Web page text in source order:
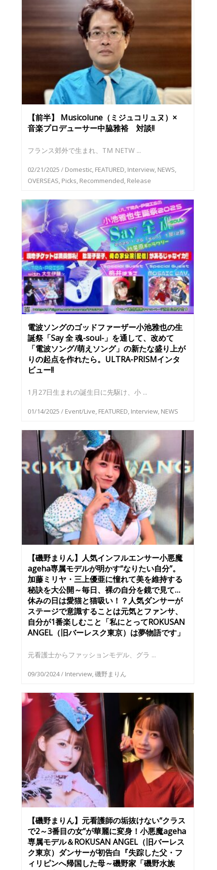
【前半】 Musicolune（ミジュコリュヌ）×
音楽プロデューサー中脇雅裕 対談!!
フランス郊外で生まれ、TM NETW ...
02/21/2025 / Domestic, FEATURED, Interview, NEWS,
OVERSEAS, Picks, Recommended, Release
電波ソングのゴッドファーザー小池雅也の生
誕祭「Say 全 魂-soul-」を通して、改めて
「電波ソング/萌えソング」の新たな盛り上が
りの起点を作れたら。ULTRA-PRISMインタ
ビュー!!
1月27日生まれの誕生日に先駆け、小 ...
01/14/2025 / Event/Live, FEATURED, Interview, NEWS
【磯野まりん】人気インフルエンサー小悪魔
ageha専属モデルが明かす“なりたい自分”。
加藤ミリヤ・三上優亜に憧れて美を維持する
秘訣を大公開～毎日、裸の自分を鏡で見て…
休みの日は愛猫と猫吸い！？人気ダンサーが
ステージで意識することは元気とファンサ、
自分が1番楽しむこと「私にとってROKUSAN
ANGEL（旧バーレスク東京）は夢物語です」
元看護士からファッションモデル、グラ ...
09/30/2024/ Interview,磯野まりん
【磯野まりん】元看護師の垢抜けない“クラス
で2～3番目の女”が華麗に変身！小悪魔ageha
専属モデル＆ROKUSAN ANGEL（旧バーレス
ク東京）ダンサーが初告白『失踪した父・フ
ィリピンへ帰国した母～磯野家「磯野水族